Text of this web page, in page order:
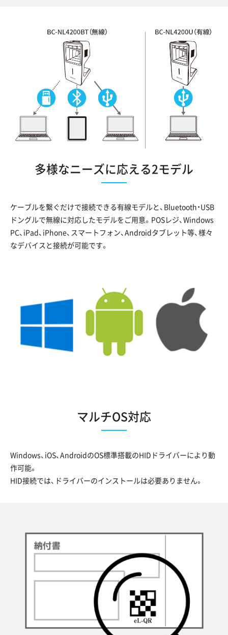
多様なニーズに応える2モデル
ケーブルを繋ぐだけで接続できる有線モデルと、Bluetooth・USB
ドングルで無線に対応したモデルをご用意。POSレジ、Windows
PC、iPad、iPhone、スマートフォン、Androidタブレット等、様々
なデバイスと接続が可能です。
マルチOS対応
Windows、iOS、AndroidのOS標準搭載のHIDドライバーにより動
作可能。
HID接続では、ドライバーのインストールは必要ありません。